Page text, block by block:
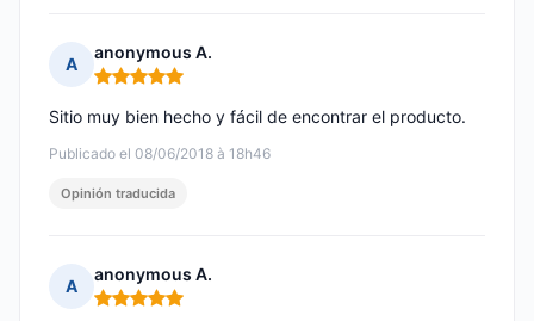
A
anonymous A.
Nota: 5 de 5
Publicado el 08/06/2018 à 18h46
Sitio muy bien hecho y fácil de encontrar el producto.
Opinión traducida
A
anonymous A.
Nota: 5 de 5